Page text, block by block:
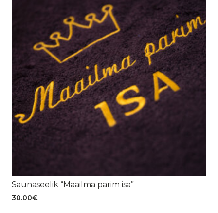
Saunaseelik “Maailma parim isa”
30.00€